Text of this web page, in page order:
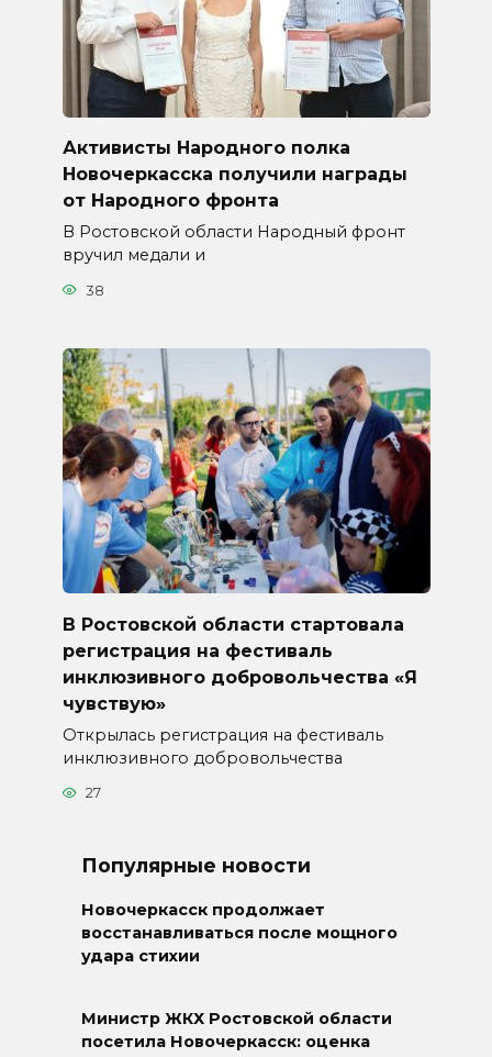
Активисты Народного полка
Новочеркасска получили награды
от Народного фронта
В Ростовской области Народный фронт
вручил медали и
38
В Ростовской области стартовала
регистрация на фестиваль
инклюзивного добровольчества «Я
чувствую»
Открылась регистрация на фестиваль
инклюзивного добровольчества
27
Популярные новости
Новочеркасск продолжает
восстанавливаться после мощного
удара стихии
Министр ЖКХ Ростовской области
посетила Новочеркасск: оценка